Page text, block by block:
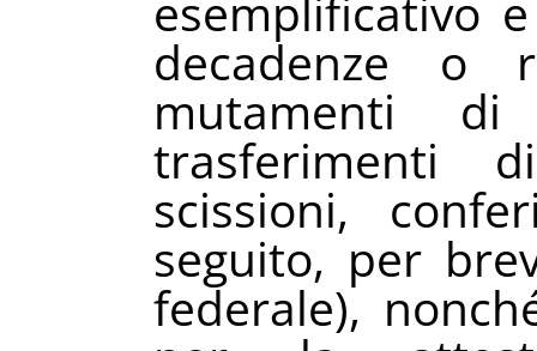
decadenze o
mutamenti di
trasferimenti
scissioni,
seguito, per
federale),